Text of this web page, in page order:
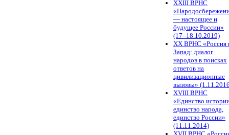
XXIII ВРНС
— настоящее и
будущее России»
(17–18.10.2019)
XX ВРНС «Россия
Запад: диалог
народов в поисках
ответов на
цивилизационные
вызовы»
XVIII ВРНС
«Единство
единство народа,
единство России»
(11.11.2014)